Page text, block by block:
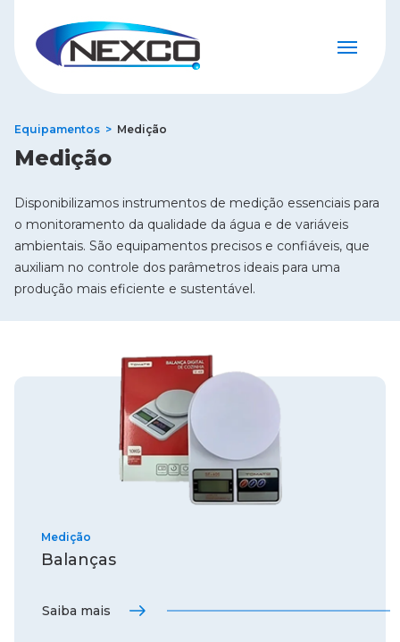
Equipamentos Medição
Medição
Disponibilizamos instrumentos de medição essenciais para
o monitoramento da qualidade da água e de variáveis
ambientais. São equipamentos precisos e confiáveis, que
auxiliam no controle dos parâmetros ideais para uma
produção mais eficiente e sustentável.
Medição
Balanças
Saiba mais